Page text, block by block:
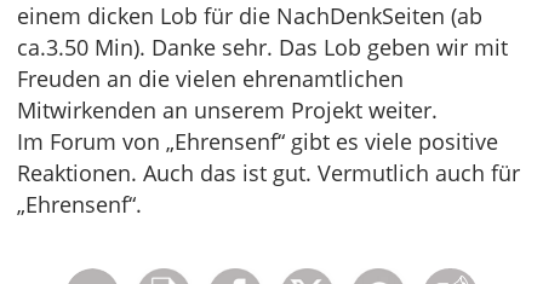
einem dicken Lob für die NachDenkSeiten (ab
ca.3.50 Min). Danke sehr. Das Lob geben wir mit
Freuden an die vielen ehrenamtlichen
Mitwirkenden an unserem Projekt weiter.
Im Forum von „Ehrensenf“ gibt es viele positive
Reaktionen. Auch das ist gut. Vermutlich auch für
„Ehrensenf“.